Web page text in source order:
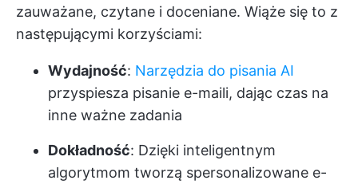
zauważane, czytane i doceniane. Wiąże się to z
następującymi korzyściami:
Wydajność: Narzędzia do pisania AI
przyspiesza pisanie e-maili, dając czas na
inne ważne zadania
Dokładność: Dzięki inteligentnym
algorytmom tworzą spersonalizowane e-